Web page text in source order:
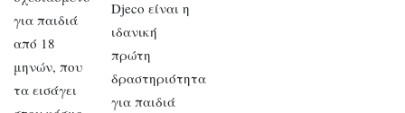
για παιδιά
από 18
μηνών, που
τα εισάγει
Djeco είναι η
ιδανική
πρώτη
δραστηριότητα
για παιδιά